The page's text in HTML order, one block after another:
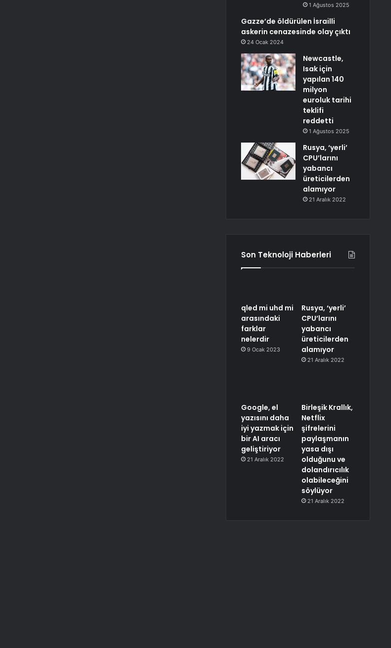
1 Ağustos 2025
Gazze’de öldürülen İsrailli
askerin cenazesinde olay çıktı
24 Ocak 2024
Newcastle,
Isak için
yapılan 140
milyon
euroluk tarihi
teklifi
reddetti
1 Ağustos 2025
Rusya, ‘yerli’
CPU’larını
yabancı
üreticilerden
alamıyor
21 Aralık 2022
Son Teknoloji Haberleri
qled mi uhd mi
arasındaki
farklar
nelerdir
9 Ocak 2023
Rusya, ‘yerli’
CPU’larını
yabancı
üreticilerden
alamıyor
21 Aralık 2022
Google, el
yazısını daha
iyi yazmak için
bir AI aracı
geliştiriyor
21 Aralık 2022
Birleşik Krallık,
Netflix
şifrelerini
paylaşmanın
yasa dışı
olduğunu ve
dolandırıcılık
olabileceğini
söylüyor
21 Aralık 2022